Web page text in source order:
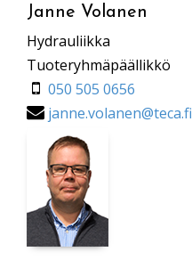
Janne Volanen
Hydrauliikka
Tuoteryhmäpäällikkö
050 505 0656
janne.volanen@teca.fi